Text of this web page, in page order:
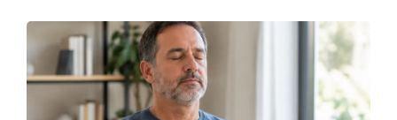
tvärt slut, bara en långsam sluttning som kan
sträcka sig över flera decennier.